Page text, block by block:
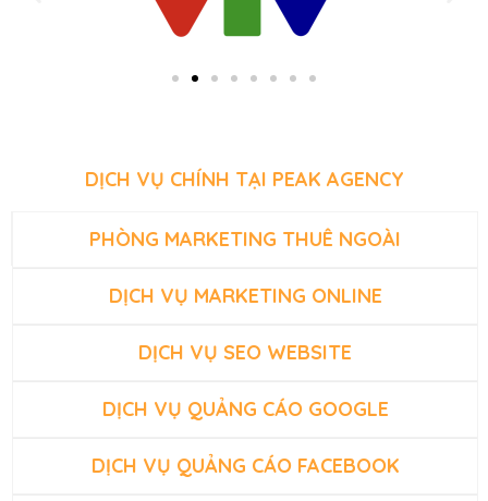
DỊCH VỤ CHÍNH TẠI PEAK AGENCY
PHÒNG MARKETING THUÊ NGOÀI
DỊCH VỤ MARKETING ONLINE
DỊCH VỤ SEO WEBSITE
DỊCH VỤ QUẢNG CÁO GOOGLE
DỊCH VỤ QUẢNG CÁO FACEBOOK